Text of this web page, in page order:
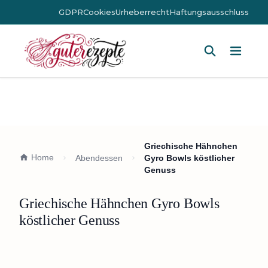
GDPRCookiesUrheberrechtHaftungsausschluss
Home Abendessen
Griechische Hähnchen
Gyro Bowls köstlicher
Genuss
Griechische Hähnchen Gyro Bowls
köstlicher Genuss